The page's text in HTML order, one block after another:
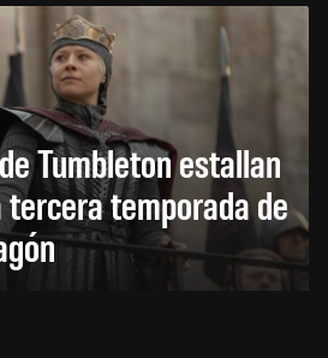
Tumbleton estallan
temporada de